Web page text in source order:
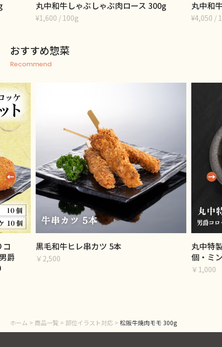
丸中和牛しゃぶしゃぶ肉ロース 300g
¥1,600 / 100g
丸中和
¥4,050 /
おすすめ惣菜
Recommend
爵
黒毛和牛ヒレ串カツ 5本
￥2,500
丸中特
個・ミ
￥1,000
ホーム > 商品一覧 > 部位イラスト対応 > 松阪牛焼肉モモ 300g